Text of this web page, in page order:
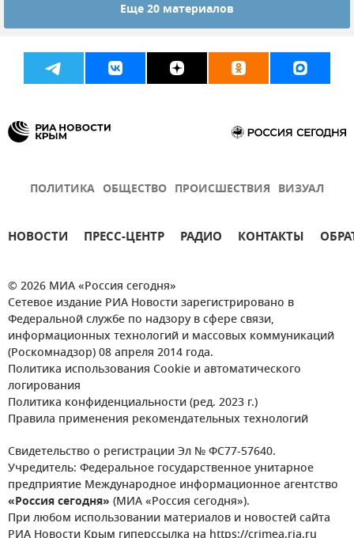
Еще 20 материалов
ПОЛИТИКА ОБЩЕСТВО ПРОИСШЕСТВИЯ ВИЗУАЛ
НОВОСТИ ПРЕСС-ЦЕНТР РАДИО КОНТАКТЫ
© 2026 МИА «Россия сегодня»
Сетевое издание РИА Новости зарегистрировано в
Федеральной службе по надзору в сфере связи,
информационных технологий и массовых коммуникаций
(Роскомнадзор) 08 апреля 2014 года.
Политика использования Cookie и автоматического
логирования
Политика конфиденциальности (ред. 2023 г.)
Правила применения рекомендательных технологий
Свидетельство о регистрации Эл № ФС77-57640.
Учредитель: Федеральное государственное унитарное
предприятие Международное информационное агентство
«Россия сегодня» (МИА «Россия сегодня»).
При любом использовании материалов и новостей сайта